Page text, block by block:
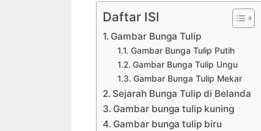
Daftar ISI
Gambar Bunga Tulip
Gambar Bunga Tulip Putih
Gambar Bunga Tulip Ungu
Gambar Bunga Tulip Mekar
Sejarah Bunga Tulip di Belanda
Gambar bunga tulip kuning
Gambar bunga tulip biru